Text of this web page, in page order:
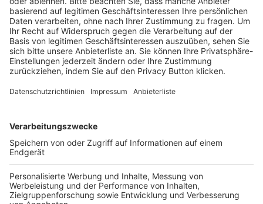
BFV-Geschäftsstellen
Trainerbörse
Login SpielPlus
FOLGE DEM BFV
TOP-VEREINE